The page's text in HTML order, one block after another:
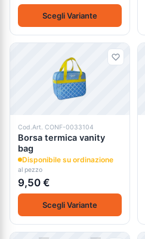
Scegli Variante
Cod.Art. CONF-0033104
Borsa termica vanity
bag
Disponibile su ordinazione
al pezzo
9,50 €
Scegli Variante